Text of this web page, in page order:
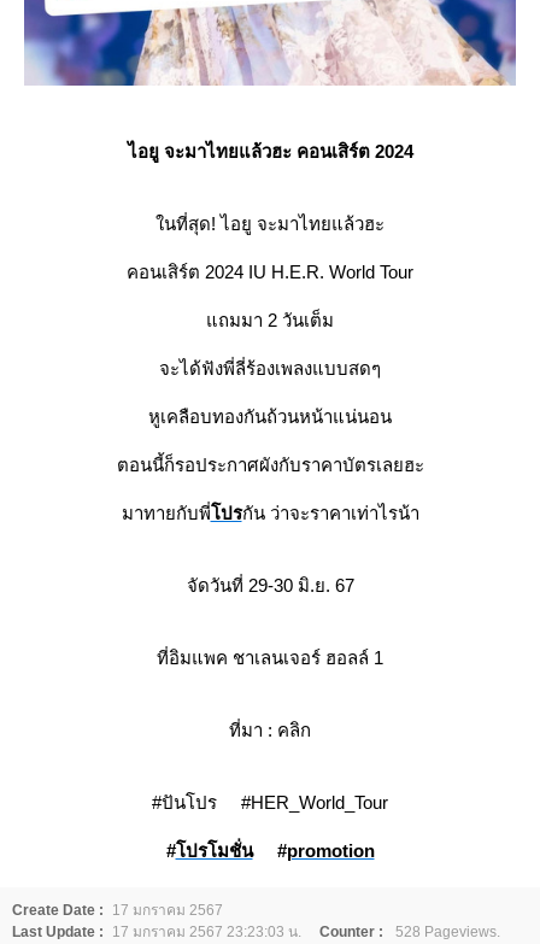
ไอยู จะมาไทยแล้วฮะ คอนเสิร์ต 2024
นที่สุด! ไอยู จะมาไทยแล้วฮะ
คอนเสิร์ต 2024 IU H.E.R. World Tour
ถมมา 2 วันเต็ม
จะได้ฟังพี่ลี่ร้องเพลงแบบสดๆ
หูเคลือบทองกันถ้วนหน้าแน่นอน
ตอนนี้ก็รอประกาศผังกับราคาบัตรเลยฮะ
มาทายกับพี่ปรกัน ว่าจะราคาเท่าไรน้า
จัดวันที่ 29-30 มิ.ย. 67
ที่อิมแพค ชาเลนเจอร์ ฮอลล์ 1
ที่มา : คลิก
#ปันโปร #HER_World_Tour
#ปรโมชั่น #promotion
Create Date :
17 มกราคม 2567
Last Update :
17 มกราคม 2567 23:23:03 น. Counter :
528 Pageviews.